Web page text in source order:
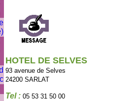
HOTEL DE SELVES
93 avenue de Selves
24200 SARLAT
Tel : 05 53 31 50 00